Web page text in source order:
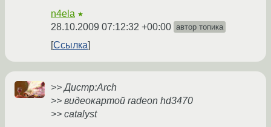
n4ela ★
28.10.2009 07:12:32 +00:00 автор топика
Ссылка
>> Дистр:Arch
>> видеокартой radeon hd3470
>> catalyst